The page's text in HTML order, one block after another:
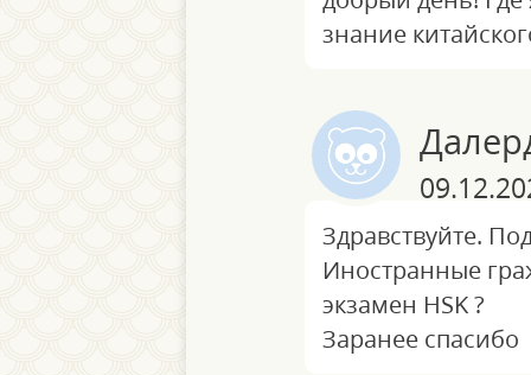
знание
Здравствуйте.
Иностранные
экзамен HSK ?
Заранее спасибо